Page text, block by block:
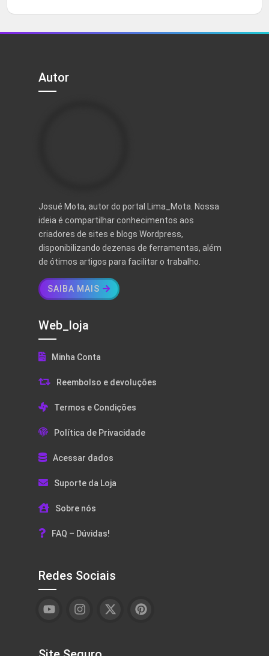
5
original
era:
atual
é:
Autor
Josué Mota, autor do portal Lima_Mota. Nossa
ideia é compartilhar conhecimentos aos
criadores de sites e blogs Wordpress,
disponibilizando dezenas de ferramentas, além
de ótimos artigos para facilitar o trabalho.
SAIBA MAIS
Web_loja
Minha Conta
Reembolso e devoluções
Termos e Condições
Política de Privacidade
Acessar dados
Suporte da Loja
Sobre nós
FAQ – Dúvidas!
Redes Sociais